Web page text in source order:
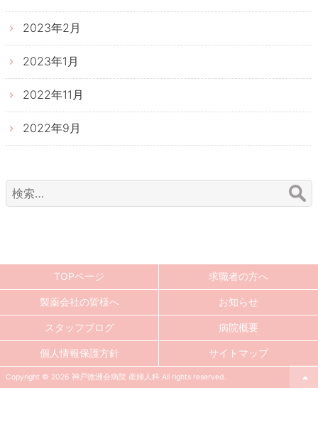
2023年2月
2023年1月
2022年11月
2022年9月
検
索:
Copyright © 2026 神戸徳洲会病院 産婦人科 All rights reserved.
TOPページ 求職者の方へ
製薬会社の皆様へ お知らせ
スタッフブログ 病院概要
個人情報保護方針 サイトマップ